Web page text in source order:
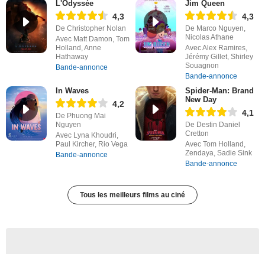
L'Odyssée
4,3
De Christopher Nolan
Avec Matt Damon, Tom
Holland, Anne
Hathaway
Bande-annonce
Jim Queen
4,3
De Marco Nguyen,
Nicolas Athane
Avec Alex Ramires,
Jérémy Gillet, Shirley
Souagnon
Bande-annonce
In Waves
4,2
De Phuong Mai
Nguyen
Avec Lyna Khoudri,
Paul Kircher, Rio Vega
Bande-annonce
Spider-Man: Brand
New Day
4,1
De Destin Daniel
Cretton
Avec Tom Holland,
Zendaya, Sadie Sink
Bande-annonce
Tous les meilleurs films au ciné